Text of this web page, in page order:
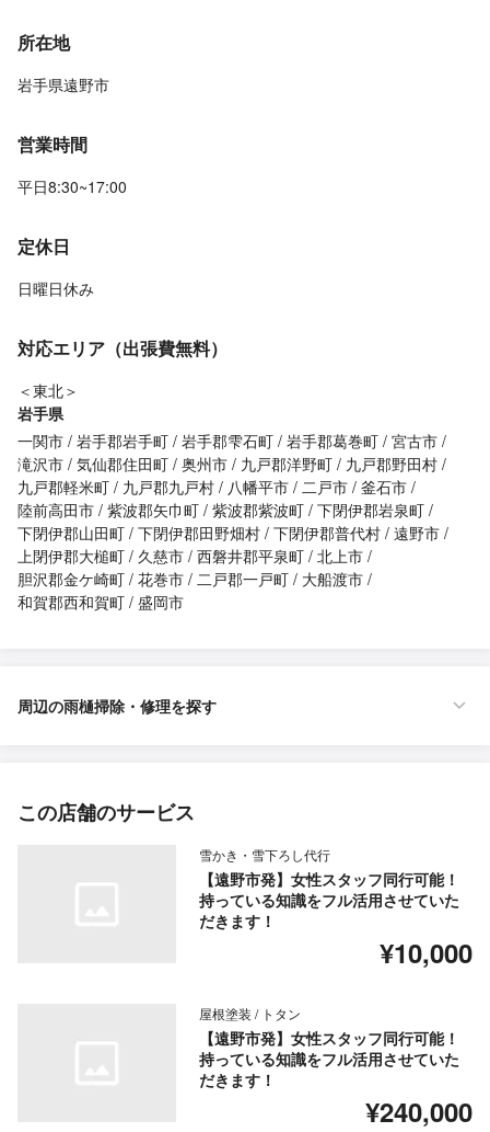
所在地
岩手県遠野市
営業時間
平日8:30~17:00
定休日
日曜日休み
対応エリア（出張費無料）
＜東北＞
岩手県
一関市 岩手郡岩手町 岩手郡雫石町 岩手郡葛巻町 宮古市
滝沢市 気仙郡住田町 奥州市 九戸郡洋野町
九戸郡野田村
九戸郡軽米町
九戸郡九戸村 八幡平市 二戸市 釜石市
陸前高田市 紫波郡矢巾町 紫波郡紫波町 下閉伊郡岩泉町
下閉伊郡山田町 下閉伊郡田野畑村 下閉伊郡普代村 遠野市
上閉伊郡大槌町
久慈市 西磐井郡平泉町 北上市
胆沢郡金ケ崎町 花巻市 二戸郡一戸町
大船渡市
和賀郡西和賀町 盛岡市
周辺の雨樋掃除・修理を探す
この店舗のサービス
雪かき・雪下ろし代行
【遠野市発】女性スタッフ同行可能！
持っている知識をフル活用させていた
だきます！
¥10,000
屋根塗装 / トタン
【遠野市発】女性スタッフ同行可能！
持っている知識をフル活用させていた
だきます！
¥240,000